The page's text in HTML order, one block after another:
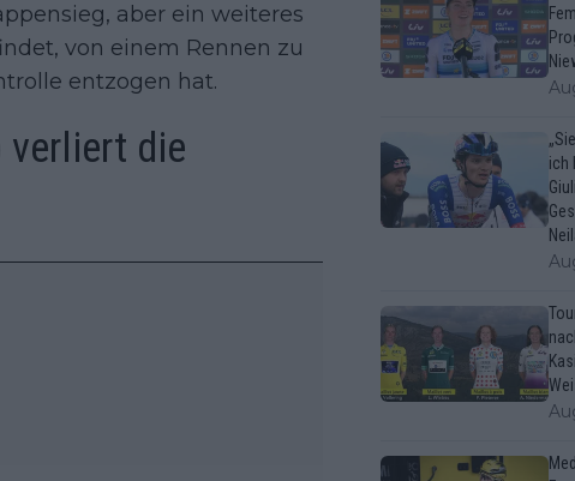
aber ein weiteres
von einem Rennen zu
entzogen hat.
verliert die
ich